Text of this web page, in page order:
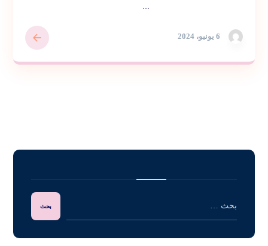
6 يونيو، 2024
...